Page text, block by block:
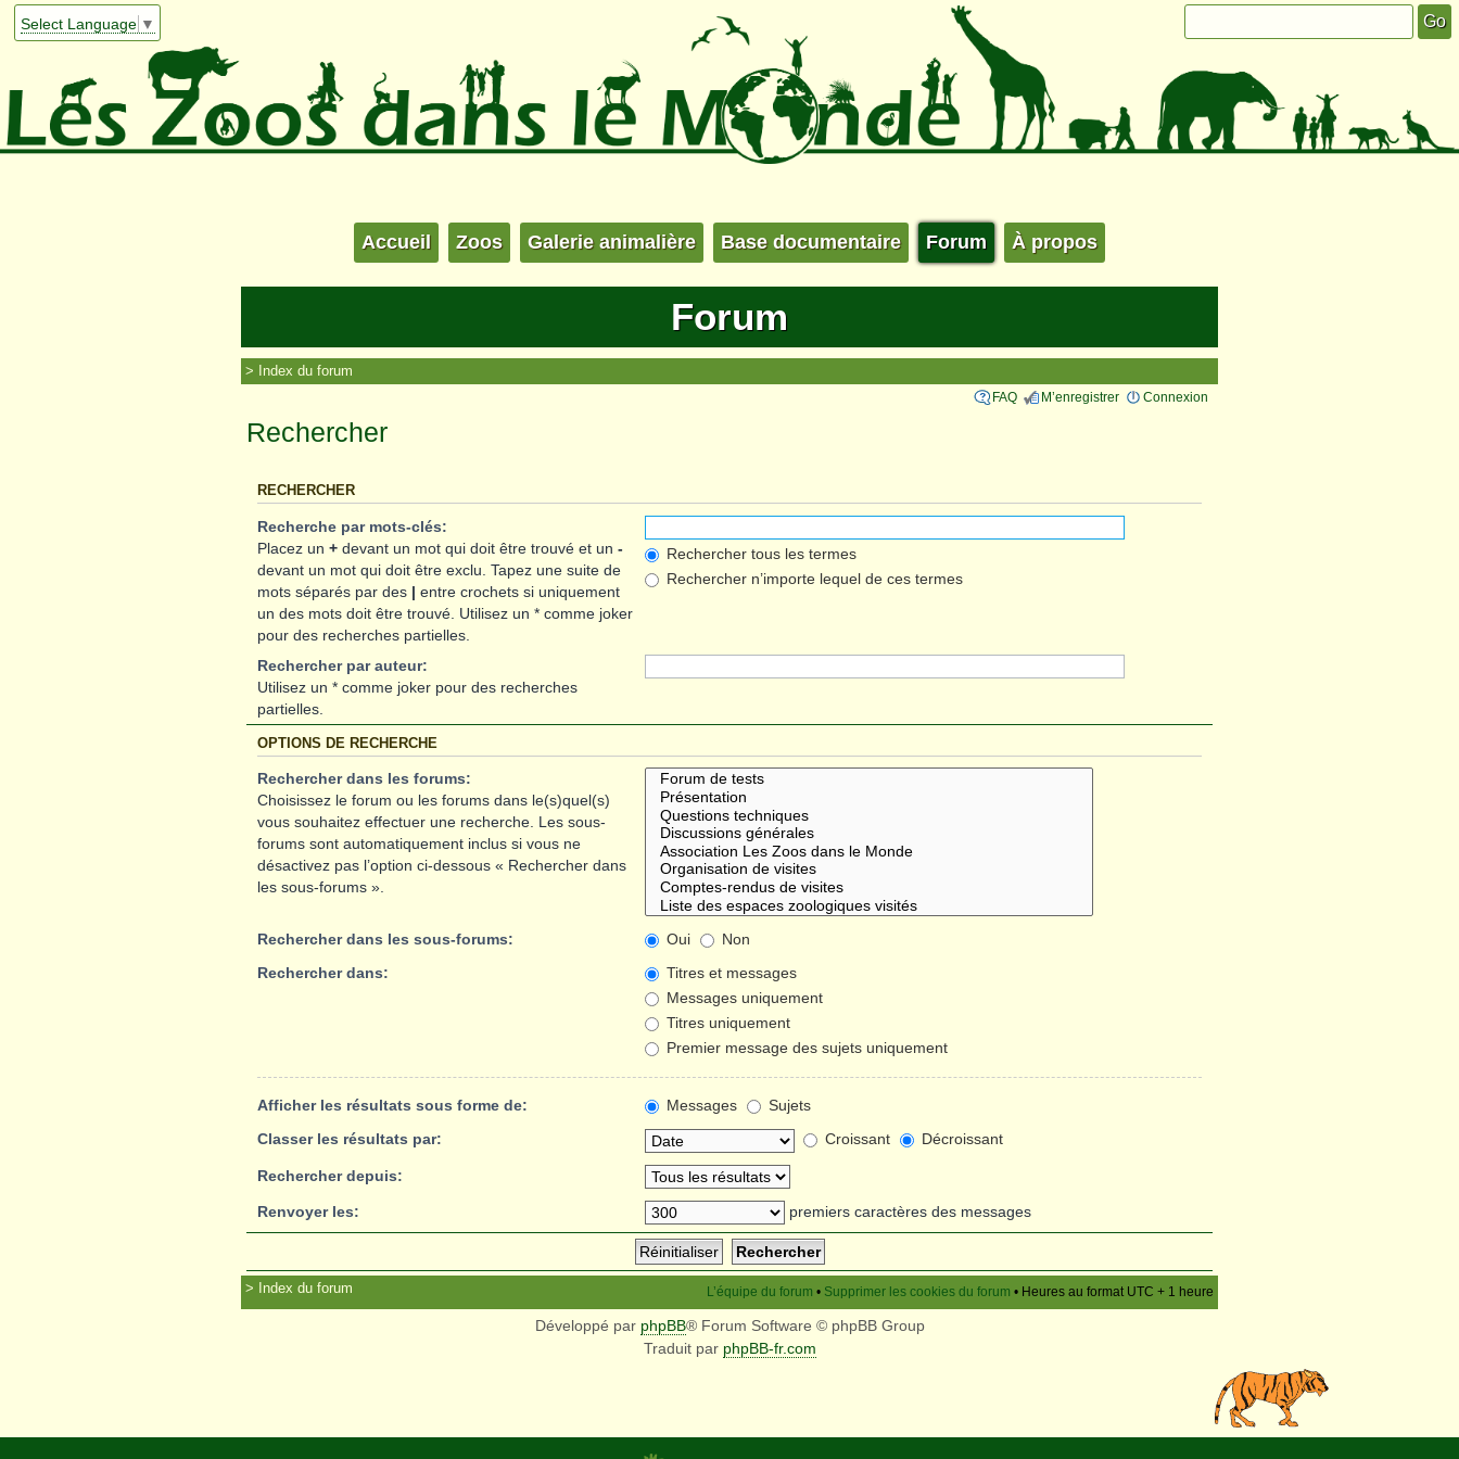
Select Language ▼
Accueil Zoos Galerie animalière Base documentaire Forum À propos
Forum
Index du forum
FAQ M’enregistrer Connexion
Rechercher
RECHERCHER
Recherche par mots-clés:
Placez un + devant un mot qui doit être trouvé et un -
devant un mot qui doit être exclu. Tapez une suite de
mots séparés par des | entre crochets si uniquement
un des mots doit être trouvé. Utilisez un * comme joker
pour des recherches partielles.
Rechercher tous les termes
Rechercher n’importe lequel de ces termes
Rechercher par auteur:
Utilisez un * comme joker pour des recherches
partielles.
OPTIONS DE RECHERCHE
Rechercher dans les forums:
Choisissez le forum ou les forums dans le(s)quel(s)
vous souhaitez effectuer une recherche. Les sous-
forums sont automatiquement inclus si vous ne
désactivez pas l’option ci-dessous « Rechercher dans
les sous-forums ».
Rechercher dans les sous-forums: Oui
Non
Rechercher dans:
Titres et messages
Messages uniquement
Titres uniquement
Premier message des sujets uniquement
Afficher les résultats sous forme de: Messages
Sujets
Classer les résultats par:
Croissant Décroissant
Rechercher depuis:
Renvoyer les: premiers caractères des messages
Index du forum L’équipe du forum • Supprimer les cookies du forum • Heures au format UTC + 1 heure
Développé par phpBB® Forum Software © phpBB Group
Traduit par phpBB-fr.com